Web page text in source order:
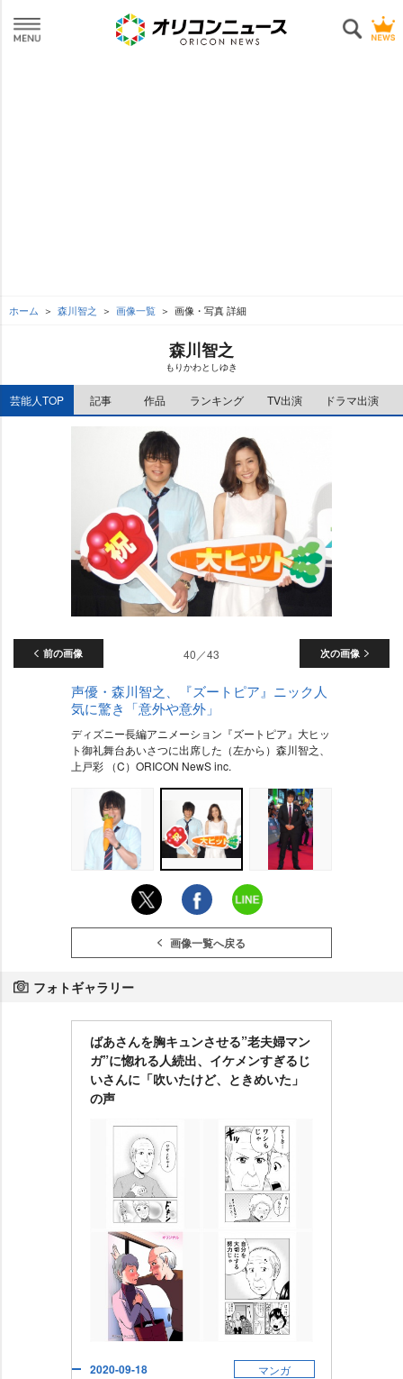
ホーム 森川智之 画像一覧 画像・写真 詳細
森川智之
もりかわとしゆき
芸能人TOP 記事 作品 ランキング TV出演 ドラマ出演
前の画像 次の画像
40／43
声優・森川智之、『ズートピア』ニック人
気に驚き「意外や意外」
ディズニー長編アニメーション『ズートピア』大ヒッ
ト御礼舞台あいさつに出席した（左から）森川智之、
上戸彩 （C）ORICON NewS inc.
画像一覧へ戻る
フォトギャラリー
ばあさんを胸キュンさせる”老夫婦マン
ガ”に惚れる人続出、イケメンすぎるじ
いさんに「吹いたけど、ときめいた」
の声
2020-09-18 マンガ